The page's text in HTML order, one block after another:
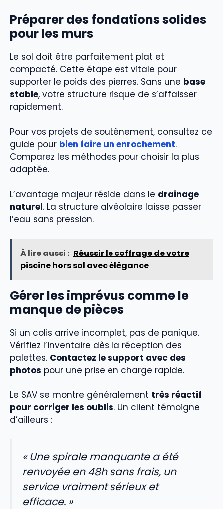
Préparer des fondations solides
pour les murs
Le sol doit être parfaitement plat et
compacté. Cette étape est vitale pour
supporter le poids des pierres. Sans une base
stable, votre structure risque de s’affaisser
rapidement.
Pour vos projets de soutènement, consultez ce
guide pour bien faire un enrochement.
Comparez les méthodes pour choisir la plus
adaptée.
L’avantage majeur réside dans le drainage
naturel. La structure alvéolaire laisse passer
l’eau sans pression.
À lire aussi : Réussir le coffrage de votre
piscine hors sol avec élégance
Gérer les imprévus comme le
manque de pièces
Si un colis arrive incomplet, pas de panique.
Vérifiez l’inventaire dès la réception des
palettes. Contactez le support avec des
photos pour une prise en charge rapide.
Le SAV se montre généralement très réactif
pour corriger les oublis. Un client témoigne
d’ailleurs :
« Une spirale manquante a été
renvoyée en 48h sans frais, un
service vraiment sérieux et
efficace. »